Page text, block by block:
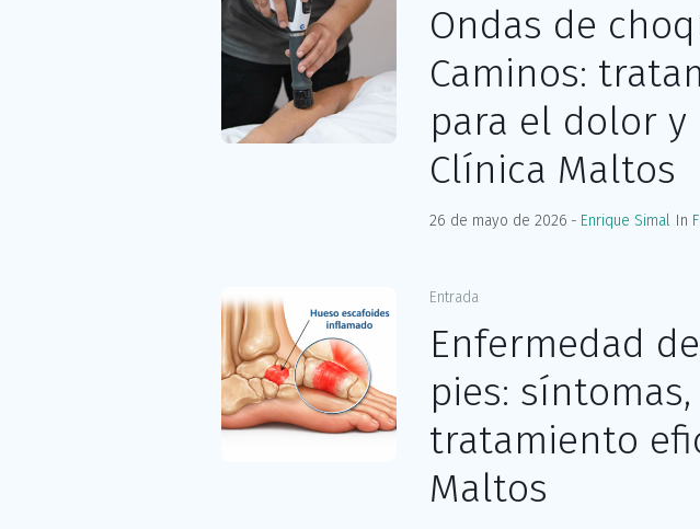
Ondas de
Caminos:
para el dolor y
Clínica Maltos
26 de mayo de 2026 Enrique Simal In
Entrada
Enfermedad
pies:
tratamiento
Maltos